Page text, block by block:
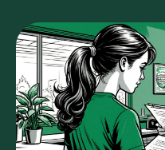
/ПЕРЕЧЕНЬ И
СОДЕРЖАНИЕ